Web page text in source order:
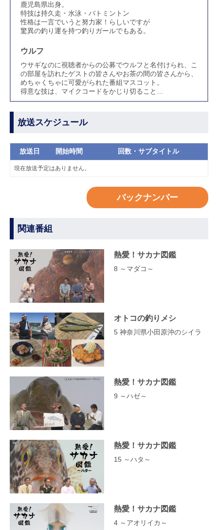
鹿児島県出身。
特技は持久走・水泳・バトミントン
性格は一言でいうと努力家！らしいですが
驚異の釣り運を持つ釣りガールでもある。
ウルフ
ウサギなのに視聴者からの公募でウルフと名付けられ、こ
の部屋を訪れたゲストの皆さんやお茶の間の皆さんから、
めちゃくちゃに可愛がられた番組マスコット。
得意な技は、マイクコードをかじり切ること…
放送スケジュール
放送日 開始時間 回数・サブタイトル
現在放送予定はありません。
バックナンバー
関連番組
熱愛！サカナ図鑑
8 ～マダコ～
オトコの釣りメシ
5 神奈川県小田原沖のシイラ
熱愛！サカナ図鑑
9 ～ハゼ～
熱愛！サカナ図鑑
15 ～ハタ～
熱愛！サカナ図鑑
4 ～アオリイカ～